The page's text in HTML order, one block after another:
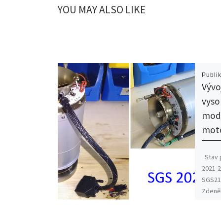
YOU MAY ALSO LIKE
Stav
2021-